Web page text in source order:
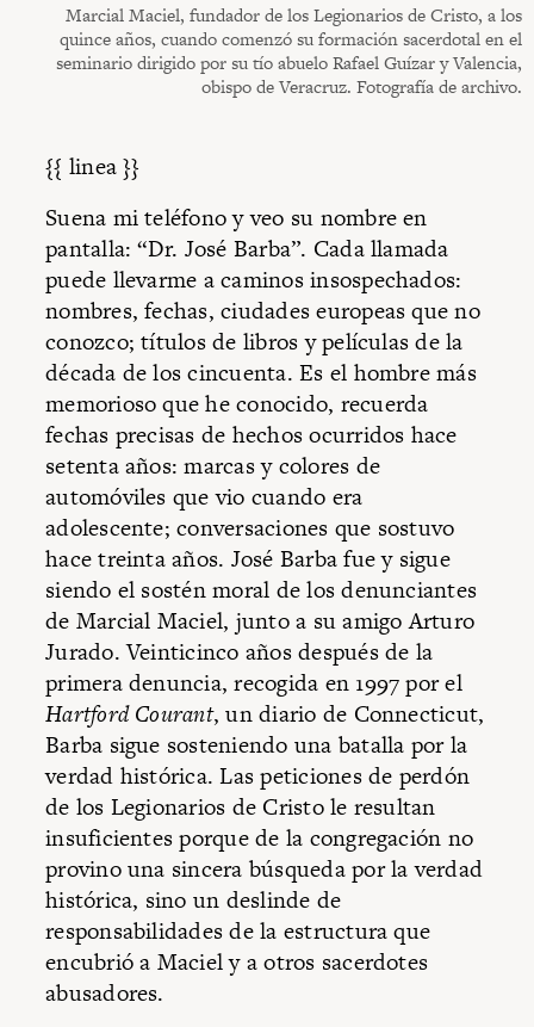
Marcial Maciel, fundador de los Legionarios de Cristo, a los
quince años, cuando comenzó su formación sacerdotal en el
seminario dirigido por su tío abuelo Rafael Guízar y Valencia,
obispo de Veracruz. Fotografía de archivo.
{{ linea }}
Suena mi teléfono y veo su nombre en
pantalla: “Dr. José Barba”. Cada llamada
puede llevarme a caminos insospechados:
nombres, fechas, ciudades europeas que no
conozco; títulos de libros y películas de la
década de los cincuenta. Es el hombre más
memorioso que he conocido, recuerda
fechas precisas de hechos ocurridos hace
setenta años: marcas y colores de
automóviles que vio cuando era
adolescente; conversaciones que sostuvo
hace treinta años. José Barba fue y sigue
siendo el sostén moral de los denunciantes
de Marcial Maciel, junto a su amigo Arturo
Jurado. Veinticinco años después de la
primera denuncia, recogida en 1997 por el
Hartford Courant, un diario de Connecticut,
Barba sigue sosteniendo una batalla por la
verdad histórica. Las peticiones de perdón
de los Legionarios de Cristo le resultan
insuficientes porque de la congregación no
provino una sincera búsqueda por la verdad
histórica, sino un deslinde de
responsabilidades de la estructura que
encubrió a Maciel y a otros sacerdotes
abusadores.